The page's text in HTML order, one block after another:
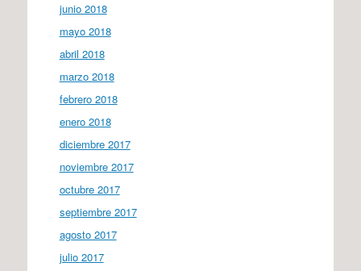
junio 2018
mayo 2018
abril 2018
marzo 2018
febrero 2018
enero 2018
diciembre 2017
noviembre 2017
octubre 2017
septiembre 2017
agosto 2017
julio 2017